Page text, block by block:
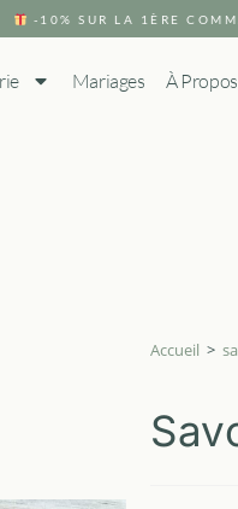
10% SUR LA 1ÈRE
Mariages À Propos
Accueil >